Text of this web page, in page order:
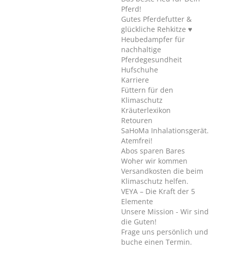
Pferd!
Gutes Pferdefutter &
glückliche Rehkitze ♥
Heubedampfer für
nachhaltige
Pferdegesundheit
Hufschuhe
Karriere
Füttern für den
Klimaschutz
Kräuterlexikon
Retouren
SaHoMa Inhalationsgerät.
Atemfrei!
Abos sparen Bares
Woher wir kommen
Versandkosten die beim
Klimaschutz helfen.
VEYA – Die Kraft der 5
Elemente
Unsere Mission - Wir sind
die Guten!
Frage uns persönlich und
buche einen Termin.